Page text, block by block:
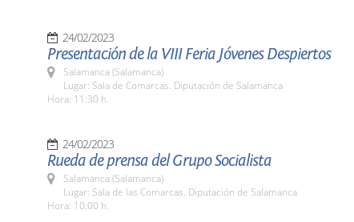
24/02/2023
Presentación de la VIII Feria Jóvenes Despiertos
Salamanca (Salamanca)
Lugar: Sala de Comarcas. Diputación de Salamanca
Hora: 11:30 h.
24/02/2023
Rueda de prensa del Grupo Socialista
Salamanca (Salamanca)
Lugar: Sala de las Comarcas. Diputación de Salamanca
Hora: 10:00 h.